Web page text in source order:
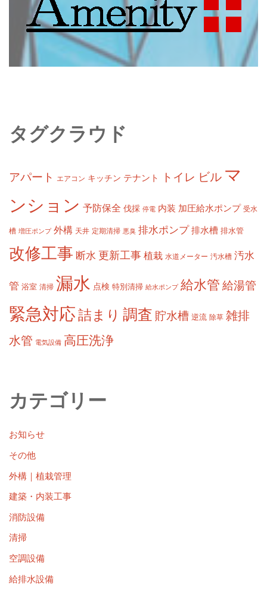
タグクラウド
アパート エアコン キッチン テナント トイレ ビル マ
ンション 予防保全 伐採 停電 内装 加圧給水ポンプ 受水
槽 増圧ポンプ 外構 天井 定期清掃 悪臭 排水ポンプ 排水槽 排水管
改修工事 断水 更新工事 植栽 水道メーター 汚水槽 汚水
管 浴室 清掃 漏水 点検 特別清掃 給水ポンプ 給水管 給湯管
緊急対応詰まり 調査 貯水槽 逆流 除草 雑排
水管 電気設備 高圧洗浄
カテゴリー
お知らせ
その他
外構｜植栽管理
建築・内装工事
消防設備
清掃
空調設備
給排水設備